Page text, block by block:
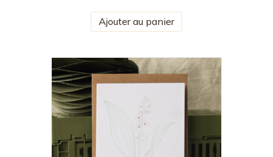
Ajouter au panier